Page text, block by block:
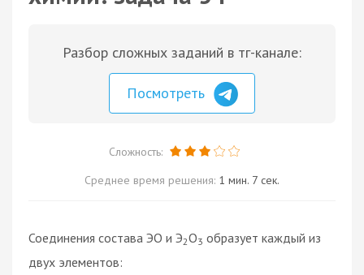
Разбор сложных заданий в тг-канале:
Посмотреть
Сложность:
Среднее время решения: 1 мин. 7 сек.
Соединения состава ЭО и Э2О3 образует каждый из
двух элементов: